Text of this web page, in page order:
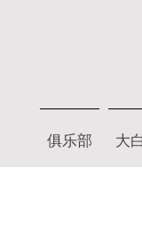
俱乐部 大